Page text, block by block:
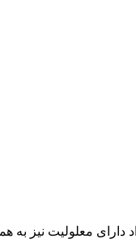
دارای معلولیت نیز به